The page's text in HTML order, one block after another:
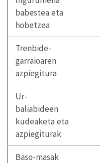
babestea eta
hobetzea
Trenbide-
garraioaren
azpiegitura
Ur-
baliabideen
kudeaketa eta
azpiegiturak
Baso-masak